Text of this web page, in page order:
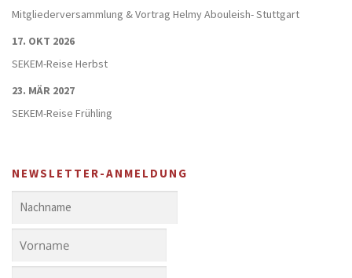
Mitgliederversammlung & Vortrag Helmy Abouleish- Stuttgart
17. OKT 2026
SEKEM-Reise Herbst
23. MÄR 2027
SEKEM-Reise Frühling
NEWSLETTER-ANMELDUNG